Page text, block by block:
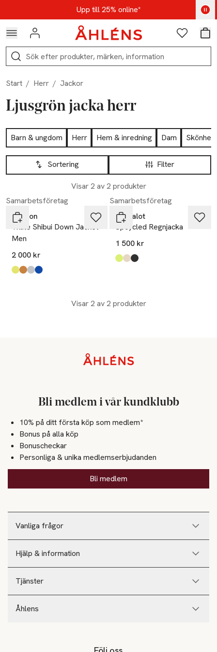
Hoppa till navigationsmenynUpp till 25% online*
Kod: AUG25 - Shoppa nu
Logga in Favoriter
Sök
Start / Herr / Jackor
Ljusgrön jacka herr
Hoppa till produktsidan
Barn & ungdom Herr Hem & inredning Dam
Skönhet
Hoppa till produktsidan
Filter
Sortering
Visar 2 av 2 produkter
Lista över produkter
Samarbetsföretag
Tenson
Txlite Shibui Down Jacket
Men
2 000 kr
Produkten finns i färgerna:
ljusgul,
mörkorange
ljusgrå,
blå,
Samarbetsföretag
Barkalot
Upcycled Regnjacka
1 500 kr
Produkten finns i färgerna:
hi-vis yellow
sand,
black,
Visar 2 av 2 produkter
Vanliga frågor
Hjälp & information
Tjänster
Åhlens
Bli medlem i vår kundklubb
10% på ditt första köp som medlem*
Bonus på alla köp
Bonuscheckar
Personliga & unika medlemserbjudanden
Bli medlem